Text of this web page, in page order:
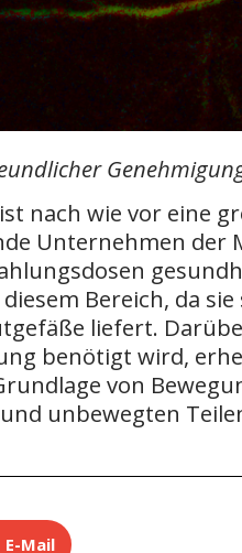
nach wie vor eine
Unternehmen der
Bereich, da
liefert.
benötigt wird,
von
unbewegten
E-Mail